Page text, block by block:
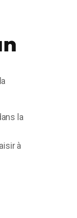
la
à